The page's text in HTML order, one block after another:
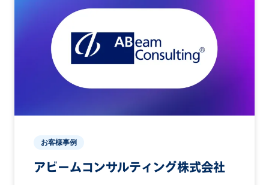
お客様事例
アビームコンサルティング株式会社